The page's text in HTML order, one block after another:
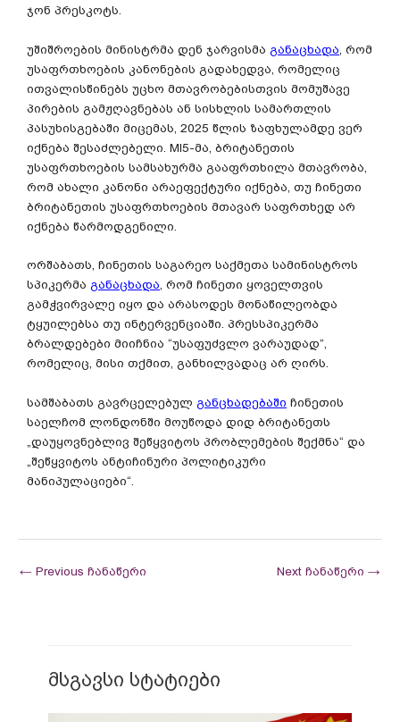
ჯონ პრესკოტს.
უშიშროების მინისტრმა დენ ჯარვისმა განაცხადა , რომ
უსაფრთხოების კანონების გადახედვა, რომელიც
ითვალისწინებს უცხო მთავრობებისთვის მომუშავე
პირების გამჟღავნებას ან სისხლის სამართლის
პასუხისგებაში მიცემას, 2025 წლის ზაფხულამდე ვერ
იქნება შესაძლებელი. MI5-მა, ბრიტანეთის
უსაფრთხოების სამსახურმა გააფრთხილა მთავრობა,
რომ ახალი კანონი არაეფექტური იქნება, თუ ჩინეთი
ბრიტანეთის უსაფრთხოების მთავარ საფრთხედ არ
იქნება წარმოდგენილი.
ორშაბათს, ჩინეთის საგარეო საქმეთა სამინისტროს
სპიკერმა განაცხადა, რომ ჩინეთი ყოველთვის
გამჭვირვალე იყო და არასოდეს მონაწილეობდა
ტყუილებსა თუ ინტერვენციაში. პრესსპიკერმა
ბრალდებები მიიჩნია “უსაფუძვლო ვარაუდად”,
რომელიც, მისი თქმით, განხილვადაც არ ღირს.
სამშაბათს გავრცელებულ განცხადებაში ჩინეთის
საელჩომ ლონდონში მოუწოდა დიდ ბრიტანეთს
„დაუყოვნებლივ შეწყვიტოს პრობლემების შექმნა“ და
„შეწყვიტოს ანტიჩინური პოლიტიკური
მანიპულაციები“.
← Previous ჩანაწერი Next ჩანაწერი →
მსგავსი სტატიები